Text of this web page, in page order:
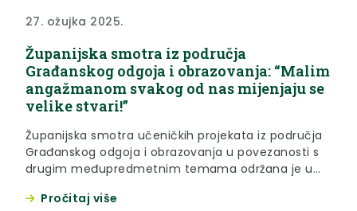
27. ožujka 2025.
Županijska smotra iz područja
Građanskog odgoja i obrazovanja: “Malim
angažmanom svakog od nas mijenjaju se
velike stvari!”
Županijska smotra učeničkih projekata iz područja
Građanskog odgoja i obrazovanja u povezanosti s
drugim međupredmetnim temama održana je u
Otvorenju 18. po redu Smotre održalo se u staroj
Pročitaj više